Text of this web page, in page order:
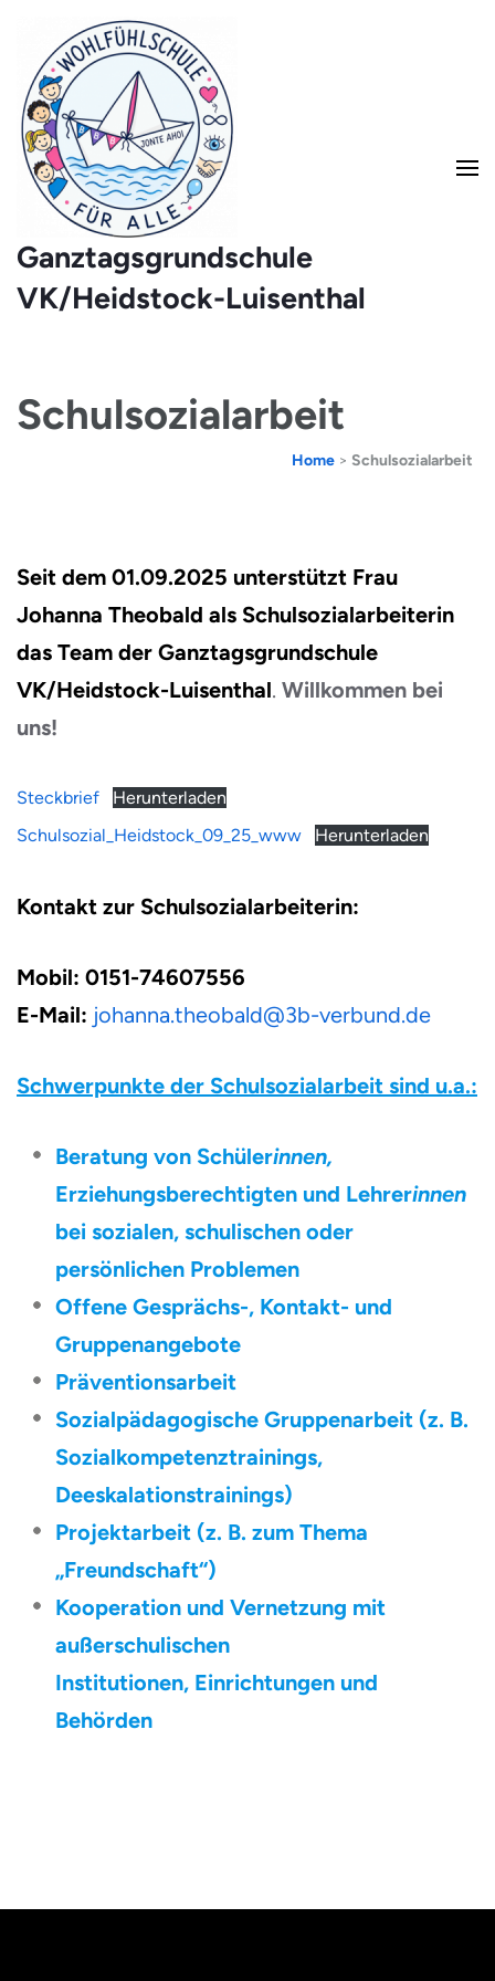
Ganztagsgrundschule
VK/Heidstock-Luisenthal
Schulsozialarbeit
Home > Schulsozialarbeit
Seit dem 01.09.2025 unterstützt Frau
Johanna Theobald als Schulsozialarbeiterin
das Team der Ganztagsgrundschule
VK/Heidstock-Luisenthal. Willkommen bei
uns!
Steckbrief
Herunterladen
Schulsozial_Heidstock_09_25_www
Herunterladen
Kontakt zur Schulsozialarbeiterin:
Mobil: 0151-74607556
E-Mail: johanna.theobald@3b-verbund.de
Schwerpunkte der Schulsozialarbeit sind u.a.:
Beratung von Schülerinnen,
Erziehungsberechtigten und Lehrerinnen
bei sozialen, schulischen oder
persönlichen Problemen
Offene Gesprächs-, Kontakt- und
Gruppenangebote
Präventionsarbeit
Sozialpädagogische Gruppenarbeit (z. B.
Sozialkompetenztrainings,
Deeskalationstrainings)
Projektarbeit (z. B. zum Thema
„Freundschaft“)
Kooperation und Vernetzung mit
außerschulischen
Institutionen, Einrichtungen und
Behörden